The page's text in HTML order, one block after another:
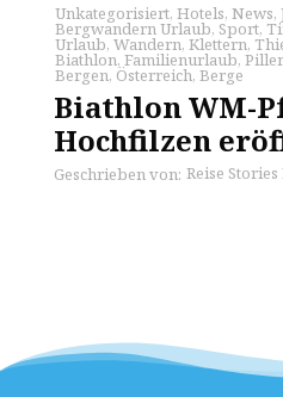
Unkategorisiert, Hotels, News,
Bergwandern Urlaub, Sport,
Urlaub, Wandern, Klettern,
Biathlon, Familienurlaub,
Bergen, Österreich, Berge
Biathlon WM-
Hochfilzen
Geschrieben von: Reise